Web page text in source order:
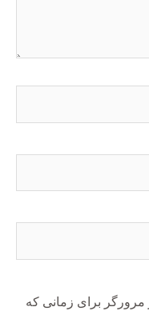
مرورگر برای زمانی که